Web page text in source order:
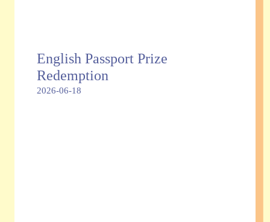
English Passport Prize
Redemption
2026-06-18